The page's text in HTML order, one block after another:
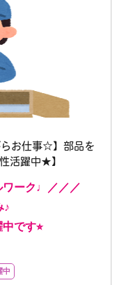
お仕事☆】部品を
活躍中★】
ワーク♩／／／
♪
です⭐︎
中